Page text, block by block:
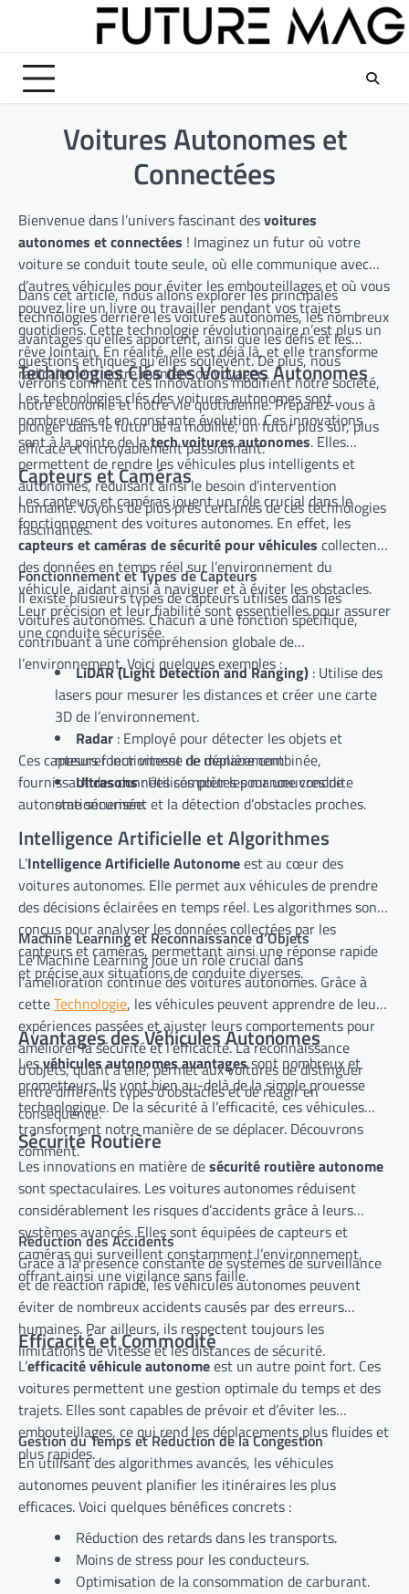
Voitures Autonomes et
Connectées
Bienvenue dans l’univers fascinant desvoitures
autonomes et connectées ! Imaginez un futur où votre
voiture se conduit toute seule, où elle communique avec
d’autres véhicules pour éviter les embouteillages et où vous
pouvez lire un livre ou travailler pendant vos trajets
quotidiens. Cette technologie révolutionnaire n’est plus un
rêve lointain. En réalité, elle est déjà là, et elle transforme
radicalement notre manière de voyager.
Dans cet article, nous allons explorer les principales
technologies derrière les voitures autonomes, les nombreux
avantages qu’elles apportent, ainsi que les défis et les
questions éthiques qu’elles soulèvent. De plus, nous
verrons comment ces innovations modifient notre société,
notre économie et notre vie quotidienne. Préparez-vous à
plonger dans le futur de la mobilité, un futur plus sûr, plus
efficace et incroyablement passionnant.
Technologies Clés des Voitures Autonomes
Les technologies clés des voitures autonomes sont
nombreuses et en constante évolution. Ces innovations
sont à la pointe de latech voitures autonomes. Elles
permettent de rendre les véhicules plus intelligents et
autonomes, réduisant ainsi le besoin d’intervention
humaine. Voyons de plus près certaines de ces technologies
fascinantes.
Capteurs et Caméras
Les capteurs et caméras jouent un rôle crucial dans le
fonctionnement des voitures autonomes. En effet, les
capteurs et caméras de sécurité pour véhicules collectent
des données en temps réel sur l’environnement du
véhicule, aidant ainsi à naviguer et à éviter les obstacles.
Leur précision et leur fiabilité sont essentielles pour assurer
une conduite sécurisée.
Fonctionnement et Types de Capteurs
Il existe plusieurs types de capteurs utilisés dans les
voitures autonomes. Chacun a une fonction spécifique,
contribuant à une compréhension globale de
l’environnement. Voici quelques exemples :
LiDAR (Light Detection and Ranging) : Utilise des
lasers pour mesurer les distances et créer une carte
3D de l’environnement.
Radar : Employé pour détecter les objets et
mesurer leur vitesse de déplacement.
Ultrasons: Utilisés pour les manœuvres de
stationnement et la détection d’obstacles proches.
Ces capteurs fonctionnent de manière combinée,
fournissant des données complètes pour une conduite
autonome sécurisée.
Intelligence Artificielle et Algorithmes
L’Intelligence Artificielle Autonomeest au cœur des
voitures autonomes. Elle permet aux véhicules de prendre
des décisions éclairées en temps réel. Les algorithmes sont
conçus pour analyser les données collectées par les
capteurs et caméras, permettant ainsi une réponse rapide
et précise aux situations de conduite diverses.
Machine Learning et Reconnaissance d’Objets
Le Machine Learning joue un rôle crucial dans
l’amélioration continue des voitures autonomes. Grâce à
cetteTechnologie, les véhicules peuvent apprendre de leurs
expériences passées et ajuster leurs comportements pour
améliorer la sécurité et l’efficacité. La reconnaissance
d’objets, quant à elle, permet aux voitures de distinguer
entre différents types d’obstacles et de réagir en
conséquence.
Avantages des Véhicules Autonomes
Lesvéhicules autonomes avantagessont nombreux et
prometteurs. Ils vont bien au-delà de la simple prouesse
technologique. De la sécurité à l’efficacité, ces véhicules
transforment notre manière de se déplacer. Découvrons
comment.
Sécurité Routière
Les innovations en matière desécurité routière autonome
sont spectaculaires. Les voitures autonomes réduisent
considérablement les risques d’accidents grâce à leurs
systèmes avancés. Elles sont équipées de capteurs et
caméras qui surveillent constamment l’environnement,
offrant ainsi une vigilance sans faille.
Réduction des Accidents
Grâce à la présence constante de systèmes de surveillance
et de réaction rapide, les véhicules autonomes peuvent
éviter de nombreux accidents causés par des erreurs
humaines. Par ailleurs, ils respectent toujours les
limitations de vitesse et les distances de sécurité.
Efficacité et Commodité
L’efficacité véhicule autonomeest un autre point fort. Ces
voitures permettent une gestion optimale du temps et des
trajets. Elles sont capables de prévoir et d’éviter les
embouteillages, ce qui rend les déplacements plus fluides et
plus rapides.
Gestion du Temps et Réduction de la Congestion
En utilisant des algorithmes avancés, les véhicules
autonomes peuvent planifier les itinéraires les plus
efficaces. Voici quelques bénéfices concrets :
Réduction des retards dans les transports.
Moins de stress pour les conducteurs.
Optimisation de la consommation de carburant.